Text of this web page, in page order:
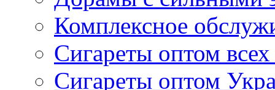
Комплексное
Сигареты оптом
Сигареты оптом